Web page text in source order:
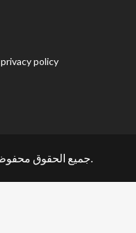
privacy policy
جميع الحقوق محفوظة © 2026 لموقع مزاد الدوحة.